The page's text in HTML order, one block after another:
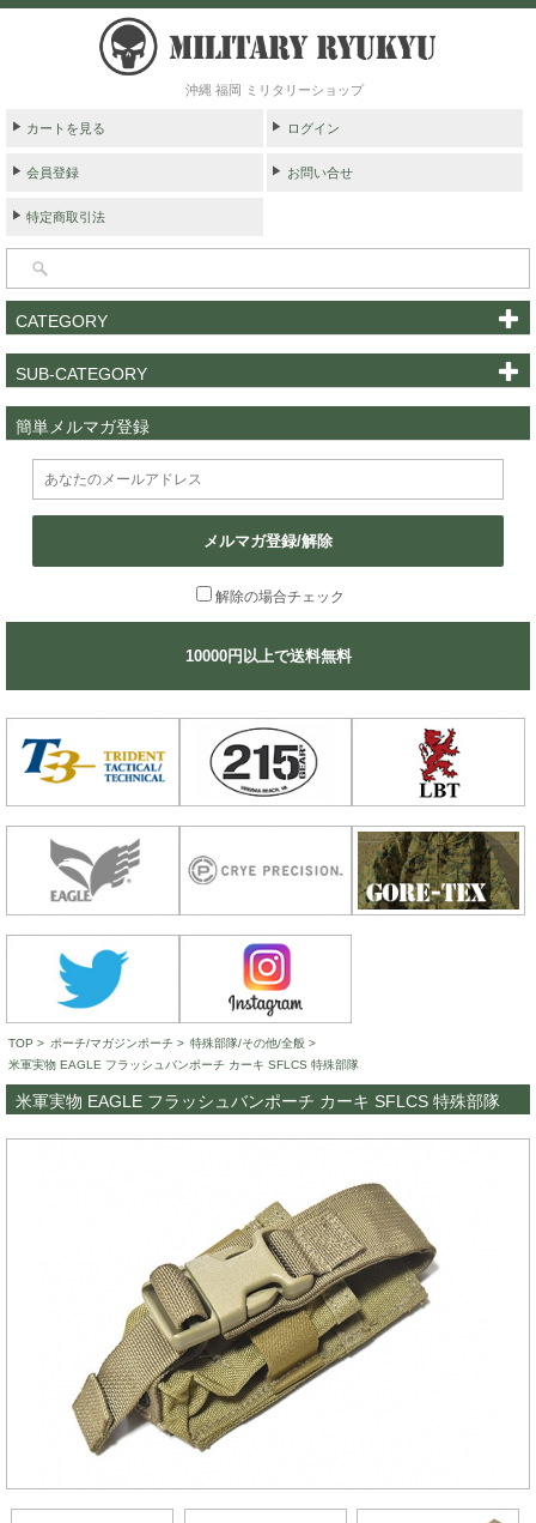
沖縄 福岡 ミリタリーショップ
カートを見る ログイン
会員登録 お問い合せ
特定商取引法
CATEGORY
SUB-CATEGORY
簡単メルマガ登録
メルマガ登録/解除
解除の場合チェック
10000円以上で送料無料
TOP > ポーチ/マガジンポーチ > 特殊部隊/その他/全般 >
米軍実物 EAGLE フラッシュバンポーチ カーキ SFLCS 特殊部隊
米軍実物 EAGLE フラッシュバンポーチ カーキ SFLCS 特殊部隊